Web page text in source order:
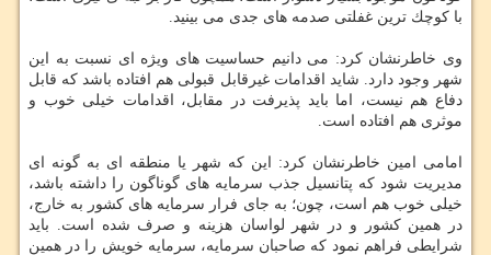
با كوچك ترین غفلتی صدمه های جدی می بینید.
وی خاطرنشان كرد: می دانیم حساسیت های ویژه ای نسبت به این
شهر وجود دارد. شاید اقدامات غیرقابل قبولی هم افتاده باشد كه قابل
دفاع هم نیست، اما باید پذیرفت در مقابل، اقدامات خیلی خوب و
موثری هم افتاده است.
امامی امین خاطرنشان كرد: این كه شهر یا منطقه ای به گونه ای
مدیریت شود كه پتانسیل جذب سرمایه های گوناگون را داشته باشد،
خیلی خوب هم است، چون؛ به جای فرار سرمایه های كشور به خارج،
در همین كشور و در شهر لواسان هزینه و صرف شده است. باید
شرایطی فراهم نمود كه صاحبان سرمایه، سرمایه خویش را در همین